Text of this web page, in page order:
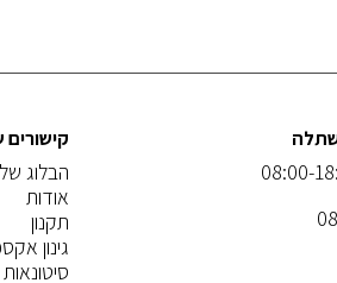
קישורים
הבלוג של
אודות
תקנון
גינון
סיטונאות